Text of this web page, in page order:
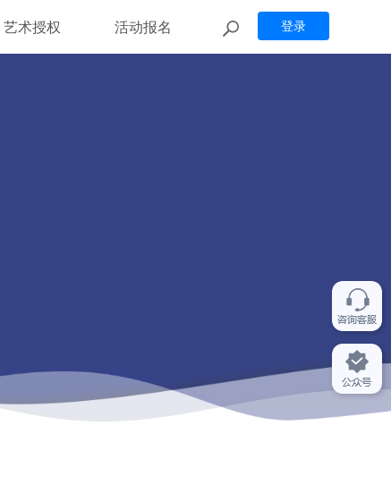
登录
艺术授权 活动报名